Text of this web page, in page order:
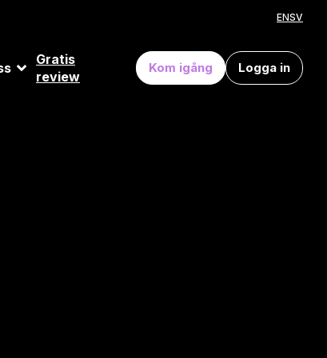
ENSV
Logga in
Gratis
review
Kom igång